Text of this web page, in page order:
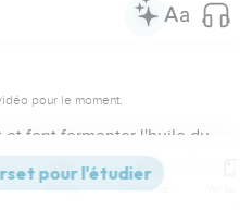
pour le moment.
et font fermenter l'huile du
folie l'emporte sur la
Strong